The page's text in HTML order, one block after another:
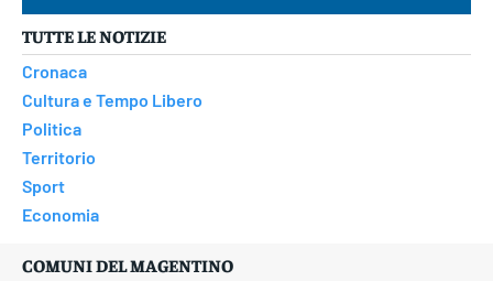
TUTTE LE NOTIZIE
Cronaca
Cultura e Tempo Libero
Politica
Territorio
Sport
Economia
COMUNI DEL MAGENTINO